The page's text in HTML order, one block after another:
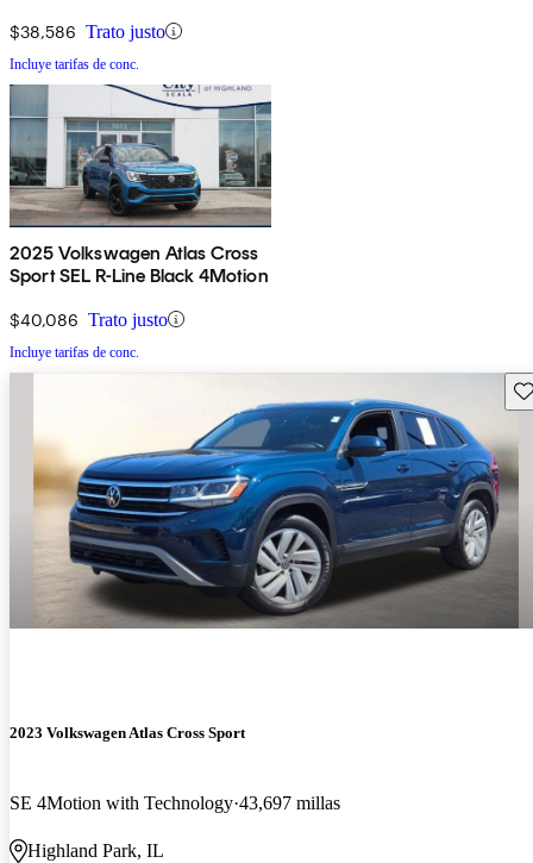
$38,586 Trato justo
Incluye tarifas de conc.
2025 Volkswagen Atlas Cross
Sport SEL R-Line Black 4Motion
$40,086 Trato justo
Incluye tarifas de conc.
2023 Volkswagen Atlas Cross Sport
SE 4Motion with Technology 43,697 millas
Highland Park, IL